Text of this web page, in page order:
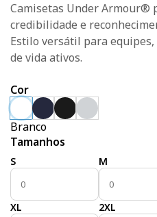
Camisetas Under Armour®
credibilidade e
Estilo versátil para
de vida ativos.
Cor
Branco
Tamanhos
S
M
XL 2XL